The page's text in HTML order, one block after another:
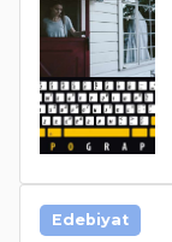
Edebiyat